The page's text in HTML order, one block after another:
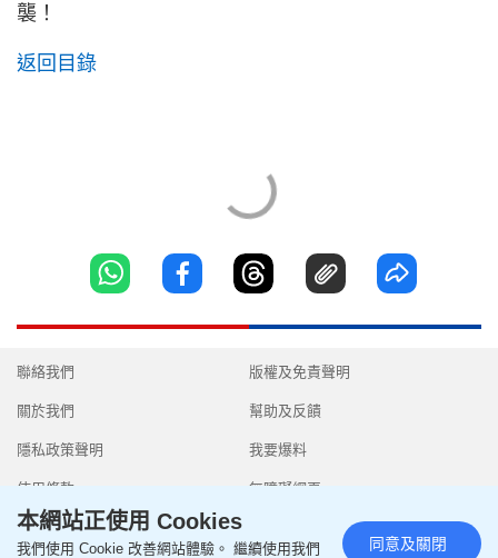
襲！
返回目錄
聯絡我們
關於我們
隱私政策聲明
使用條款
版權及免責聲明
幫助及反饋
我要爆料
無障礙網頁
本網站正使用 Cookies
我們使用 Cookie 改善網站體驗。 繼續使用我們 同意及關閉